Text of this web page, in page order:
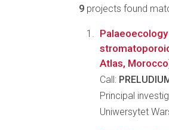
9 projects found
Atlas,
Call:
Principal
Uniwersytet